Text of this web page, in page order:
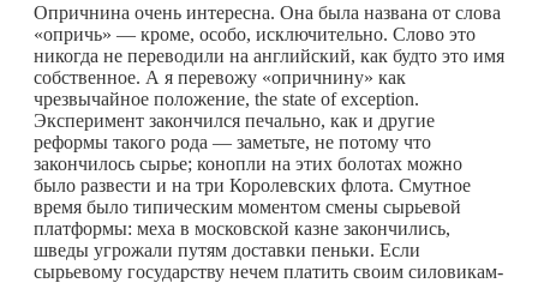
Опричнина очень интересна. Она была названа от слова
«опричь» — кроме, особо, исключительно. Слово это
никогда не переводили на английский, как будто это имя
собственное. А я перевожу «опричнину» как
чрезвычайное положение, the state of exception.
Эксперимент закончился печально, как и другие
реформы такого рода — заметьте, не потому что
закончилось сырье; конопли на этих болотах можно
было развести и на три Королевских флота. Смутное
время было типическим моментом смены сырьевой
платформы: меха в московской казне закончились,
шведы угрожали путям доставки пеньки. Если
сырьевому государству нечем платить своим силовикам-